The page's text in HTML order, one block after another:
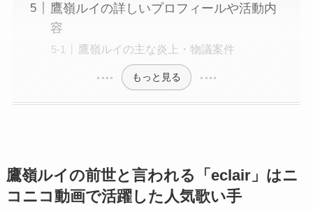
鷹嶺ルイの詳しいプロフィールや活動内
容
鷹嶺ルイの主な炎上・物議案件
もっと見る
鷹嶺ルイ の前世と言われる「 eclair」はニ
コニコ動画で活躍した人気歌い手